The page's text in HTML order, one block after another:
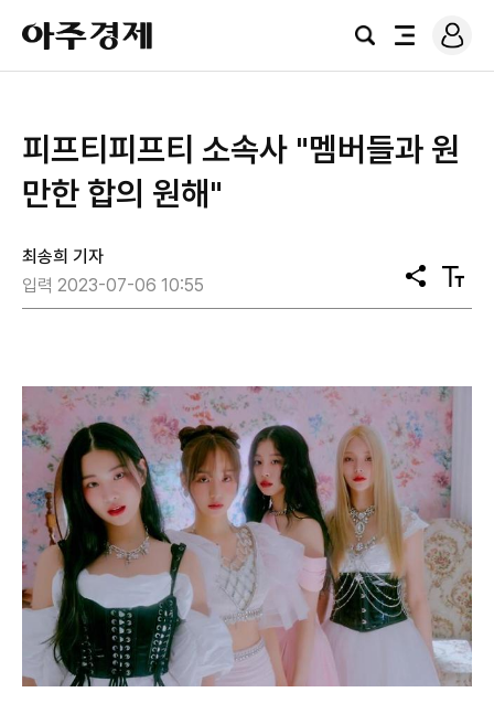
아
주
경
검
전
로
그
피프티피프티 소속사 "멤버들과 원
만한 합의 원해"
최송희 기자
입력 2023-07-06 10:55
공
유
텍
스